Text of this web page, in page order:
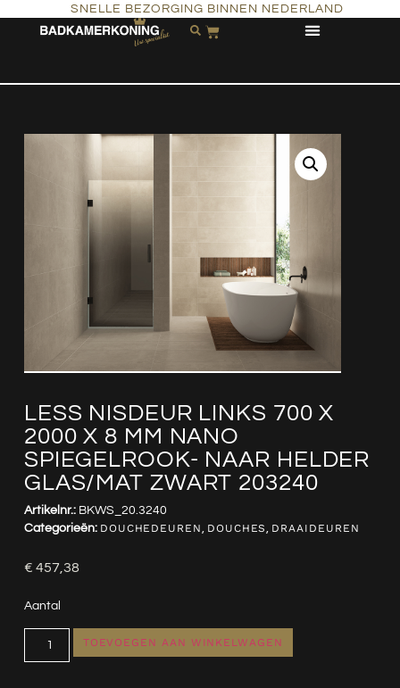
SNELLE BEZORGING BINNEN NEDERLAND
LESS NISDEUR LINKS 700 X
2000 X 8 MM NANO
SPIEGELROOK- NAAR HELDER
GLAS/MAT ZWART 203240
Artikelnr.: BKWS_20.3240
Categorieën: DOUCHEDEUREN, DOUCHES, DRAAIDEUREN
€ 457,38
Aantal
TOEVOEGEN AAN WINKELWAGEN